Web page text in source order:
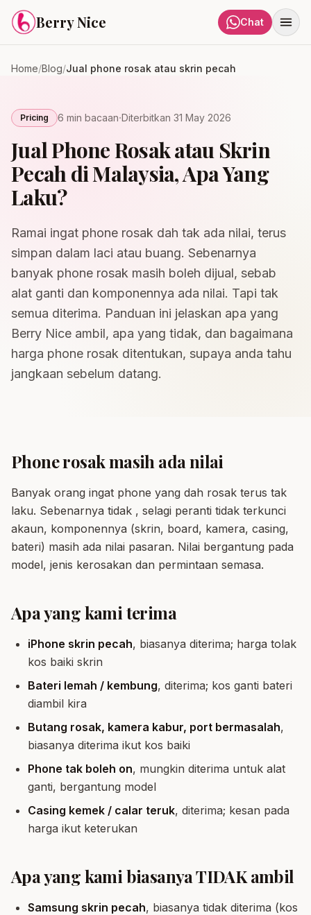
Skip to content
Berry Nice Chat
Home/Blog/Jual phone rosak atau skrin pecah
Pricing 6 min bacaan·Diterbitkan 31 May 2026
Jual Phone Rosak atau Skrin
Pecah di Malaysia, Apa Yang
Laku?
Ramai ingat phone rosak dah tak ada nilai, terus
simpan dalam laci atau buang. Sebenarnya
banyak phone rosak masih boleh dijual, sebab
alat ganti dan komponennya ada nilai. Tapi tak
semua diterima. Panduan ini jelaskan apa yang
Berry Nice ambil, apa yang tidak, dan bagaimana
harga phone rosak ditentukan, supaya anda tahu
jangkaan sebelum datang.
Phone rosak masih ada nilai
Banyak orang ingat phone yang dah rosak terus tak
laku. Sebenarnya tidak , selagi peranti tidak terkunci
akaun, komponennya (skrin, board, kamera, casing,
bateri) masih ada nilai pasaran. Nilai bergantung pada
model, jenis kerosakan dan permintaan semasa.
Apa yang kami terima
iPhone skrin pecah, biasanya diterima; harga tolak
kos baiki skrin
Bateri lemah / kembung, diterima; kos ganti bateri
diambil kira
Butang rosak, kamera kabur, port bermasalah,
biasanya diterima ikut kos baiki
Phone tak boleh on, mungkin diterima untuk alat
ganti, bergantung model
Casing kemek / calar teruk, diterima; kesan pada
harga ikut keterukan
Apa yang kami biasanya TIDAK ambil
Samsung skrin pecah, biasanya tidak diterima (kos